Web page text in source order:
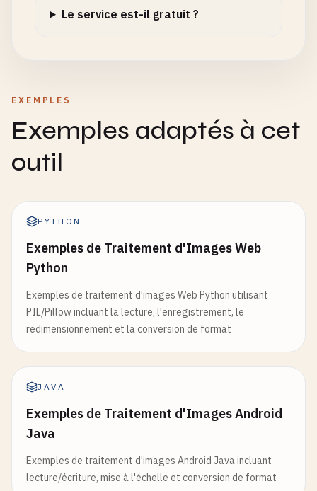
Le service est-il gratuit ?
EXEMPLES
Exemples adaptés à cet
outil
PYTHON
Exemples de Traitement d'Images Web
Python
Exemples de traitement d'images Web Python utilisant
PIL/Pillow incluant la lecture, l'enregistrement, le
redimensionnement et la conversion de format
JAVA
Exemples de Traitement d'Images Android
Java
Exemples de traitement d'images Android Java incluant
lecture/écriture, mise à l'échelle et conversion de format